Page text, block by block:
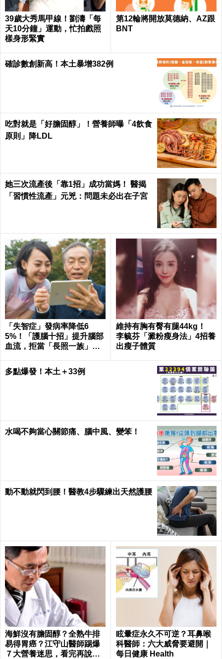
39歲大秀馬甲線！劉濤「每
天10分鐘」運動，忙拍戲照
樣身形緊實
第12輪將開放莫德納、AZ跟
BNT
確診數創新高！本土暴增382例
吃對就是「好膽固醇」！營養師曝「4飲食
原則」降LDL
她三次流產後「靠1招」成功當媽！ 醫揭
「習慣性流產」元兇：問題未必出在子宮
「失智症」發病率降低6
5%！「護腦十招」提升腦部
血流，拒當「長照一族」靠
維持有胸有臀有腿44kg！
李毓芬「澱粉瘦身法」4招養
出瘦子體質
多點爆發！本土＋33例
水喝不夠當心關節痛、腦中風、變笨！
動不動就閃到腰！醫教4步驟練出天然護腰
海鮮沒有膽固醇？全熟牛排
易得胃癌？江守山醫師踢爆
７大營養迷思，看完再說你
眩暈症永久不可逆？耳鼻喉
科醫師：六大威脅要避開｜
每日健康 Health